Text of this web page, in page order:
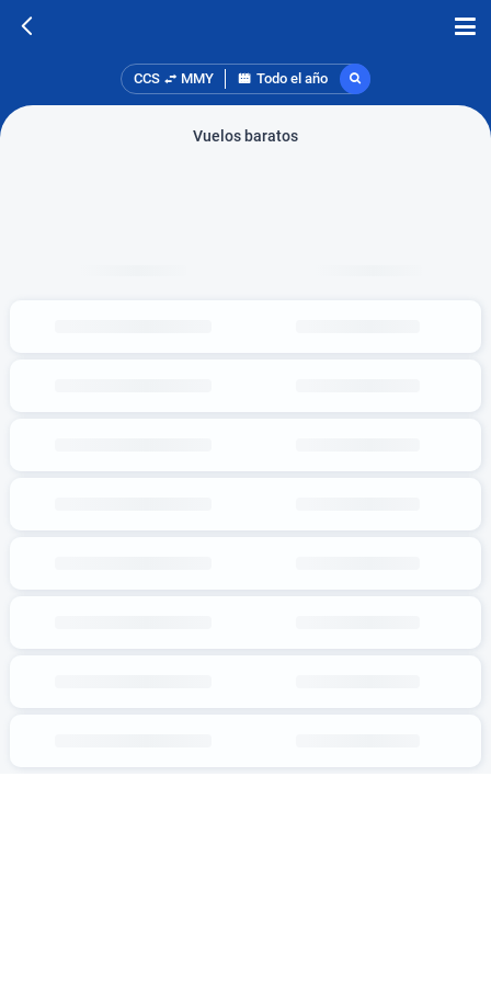
CCS MMY Todo el año
Vuelos baratos